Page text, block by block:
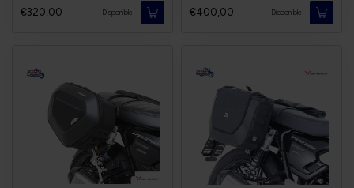
€320,00 Disponible €400,00 Disponible